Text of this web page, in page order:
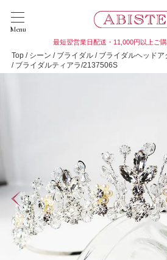
Menu
最短翌営業日配送・11,000円以上ご
Top シーン ブライダル
ブライダルヘッドア
ブライダルティアラ/2137506S